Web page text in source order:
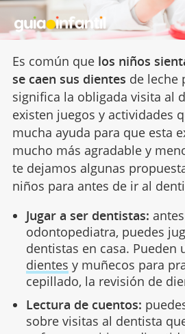
Es común que los niños
se caen sus dientes de leche
significa la obligada visita al
existen juegos y actividades
mucha ayuda para que esta
mucho más agradable y
te dejamos algunas
niños para antes de ir al
Jugar a ser dentistas:
odontopediatra, puedes
dentistas en casa. Pueden
dientes y muñecos para
cepillado, la revisión de
Lectura de cuentos:
sobre visitas al dentista